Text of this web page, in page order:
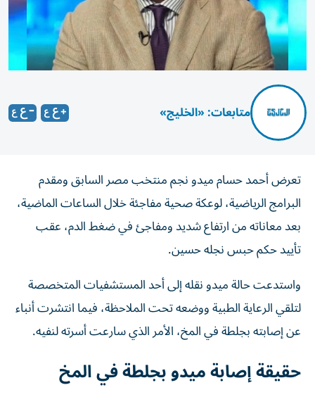
متابعات: «الخليج»
تعرض أحمد حسام ميدو نجم منتخب مصر السابق ومقدم
البرامج الرياضية، لوعكة صحية مفاجئة خلال الساعات الماضية،
بعد معاناته من ارتفاع شديد ومفاجئ في ضغط الدم، عقب
تأييد حكم حبس نجله حسين.
واستدعت حالة ميدو نقله إلى أحد المستشفيات المتخصصة
لتلقي الرعاية الطبية ووضعه تحت الملاحظة، فيما انتشرت أنباء
عن إصابته بجلطة في المخ، الأمر الذي سارعت أسرته لنفيه.
حقيقة إصابة ميدو بجلطة في المخ